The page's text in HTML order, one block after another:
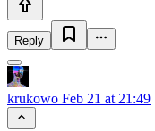
Reply
krukowo Feb 21 at 21:49